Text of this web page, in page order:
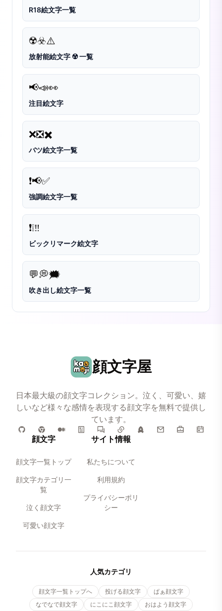
R18絵文字一覧
☢️☣️⚠️
放射能絵文字 ☢️ 一覧
📢📣👀
注目絵文字
❌❎✖️
バツ絵文字一覧
❗📢✅
強調絵文字一覧
❗❕‼️
ビックリマーク絵文字
💬💭🗯️
吹き出し絵文字一覧
顔文字屋
日本最大級の顔文字コレクション。泣く、可愛い、嬉
しいなど様々な感情を表現する顔文字を無料で提供し
ています。
顔文字
顔文字一覧トップ
顔文字カテゴリ一
覧
泣く顔文字
可愛い顔文字
サイト情報
私たちについて
利用規約
プライバシーポリ
シー
人気カテゴリ
顔文字一覧トップへ 投げる顔文字
ぱぁ顔文字
なでなで顔文字
にこにこ顔文字 おはよう顔文字